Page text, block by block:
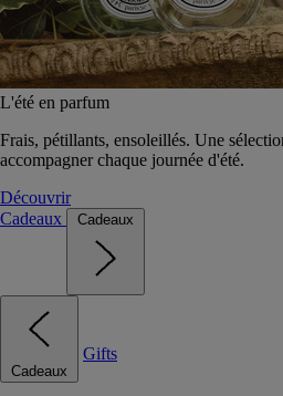
L'été en parfum
Frais, pétillants, ensoleillés. Une
accompagner chaque journée d'été.
Découvrir
Cadeaux
Cadeaux
Cadeaux
Gifts